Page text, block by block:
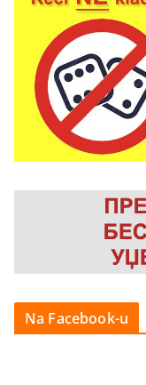
Na Facebook-u